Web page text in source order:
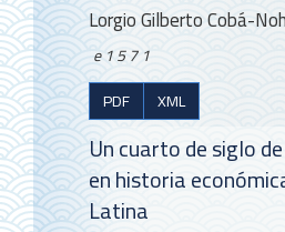
Lorgio Gilberto Cobá-
e1571
PDF
XML
Un cuarto de siglo
en historia
Latina